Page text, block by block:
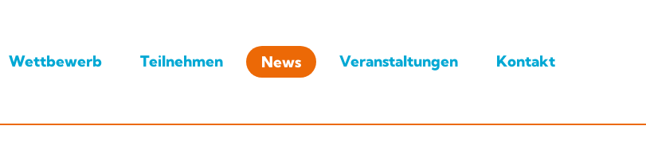
Wettbewerb Teilnehmen News Veranstaltungen Kontakt